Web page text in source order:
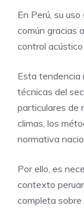
En Perú, su
común gracias
control
Esta tendencia
técnicas del
particulares de
climas, los
normativa
Por ello, es
contexto
completa sobre